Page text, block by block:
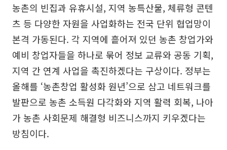
농촌의 빈집과 유휴시설, 지역 농특산물, 체류형 콘텐
츠 등 다양한 자원을 사업화하는 전국 단위 협업망이
본격 가동된다. 각 지역에 흩어져 있던 농촌 창업가와
예비 창업자들을 하나로 묶어 정보 교류와 공동 기획,
지역 간 연계 사업을 촉진하겠다는 구상이다. 정부는
올해를 ‘농촌창업 활성화 원년’으로 삼고 네트워크를
발판으로 농촌 소득원 다각화와 지역 활력 회복, 나아
가 농촌 사회문제 해결형 비즈니스까지 키우겠다는
방침이다.